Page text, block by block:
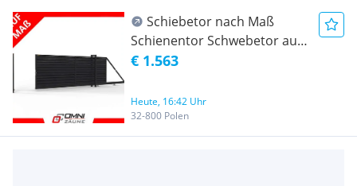
Schiebetor nach Maß
Schienentor Schwebetor auf
Rollen Modern Stahltor
mit Tür
€ 1.563
Heute, 16:42 Uhr
32-800 Polen